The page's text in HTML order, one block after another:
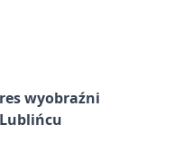
wyobraźni